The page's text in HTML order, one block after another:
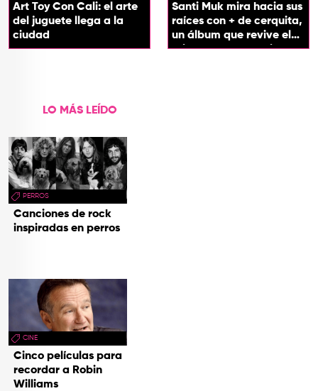
Art Toy Con Cali: el arte
del juguete llega a la
ciudad
Santi Muk mira hacia sus
raíces con + de cerquita,
un álbum que revive el
origen de sus canciones
LO MÁS LEÍDO
PERROS
Canciones de rock
inspiradas en perros
CINE
Cinco películas para
recordar a Robin
Williams